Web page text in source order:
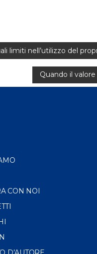
limiti nell’utilizzo del
Quando il
CON NOI